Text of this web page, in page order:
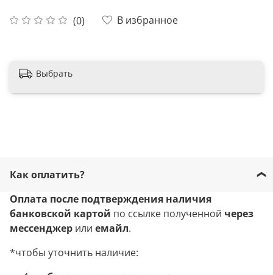
(0) В избранное
Выбрать
Как оплатить?
Оплата после подтверждения наличия
банковской картой по ссылке полученной через
мессенджер или емайл.
*чтобы уточнить наличие: